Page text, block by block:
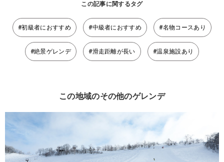
この記事に関するタグ
#初級者におすすめ #中級者におすすめ #名物コースあり
#絶景ゲレンデ #滑走距離が長い #温泉施設あり
この地域のその他のゲレンデ